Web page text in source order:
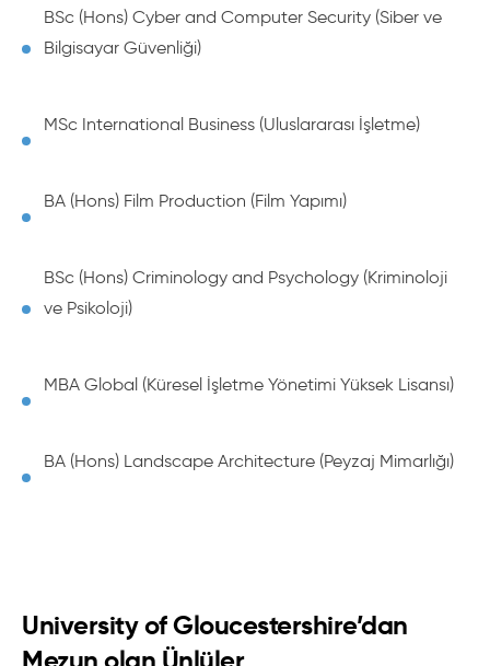
BSc (Hons) Cyber and Computer Security (Siber ve
Bilgisayar Güvenliği)
MSc International Business (Uluslararası İşletme)
BA (Hons) Film Production (Film Yapımı)
BSc (Hons) Criminology and Psychology (Kriminoloji
ve Psikoloji)
MBA Global (Küresel İşletme Yönetimi Yüksek Lisansı)
BA (Hons) Landscape Architecture (Peyzaj Mimarlığı)
University of Gloucestershire’dan